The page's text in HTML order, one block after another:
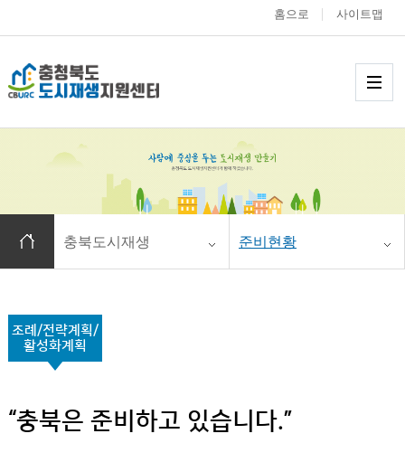
충청북도 도시재
홈으로 사이트맵
홈으로 이동
충북도시재생 준비현황
조례/전략계획/
활성화계획
“충북은 준비하고 있습니다.”